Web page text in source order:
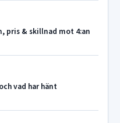
pris & skillnad mot 4:an
vad har hänt